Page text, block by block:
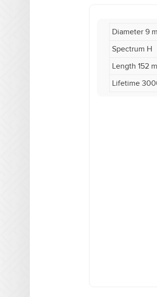
Diameter 9
Spectrum H
Length 152
Lifetime